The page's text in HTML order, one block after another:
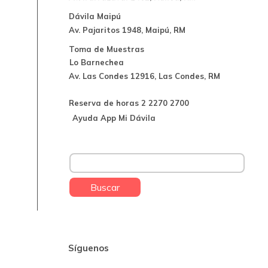
Dávila Maipú
Av. Pajaritos 1948, Maipú, RM
Toma de Muestras
Lo Barnechea
Av. Las Condes 12916, Las Condes, RM
Reserva de horas 2 2270 2700
Ayuda App Mi Dávila
Síguenos